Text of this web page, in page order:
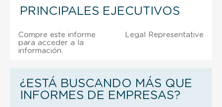
PRINCIPALES EJECUTIVOS
Compre este informe
para acceder a la
información.
Legal Representative
¿ESTÁ BUSCANDO MÁS QUE
INFORMES DE EMPRESAS?